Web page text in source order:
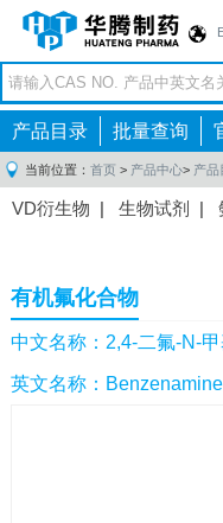
产品目录 批量查询
当前位置： 首页 > 产品中心> 产品
VD衍生物 | 生物试剂 |
间体|抗高血压药物中间
感染药物中间体|
体 |抗精神病药物中间体
药中间体|其他原料药中
有机氟化合物
中文名称：2,4-二氟-N-
英文名称：